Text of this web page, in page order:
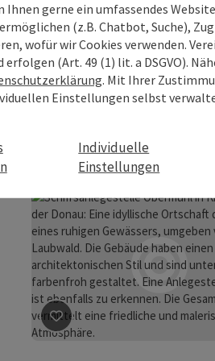
Beitrag merken : Römer-
Beitrag merken :
Ihnen gerne ein umfassendes
(z.B. Chatbot, Suche),
wofür wir Cookies verwenden.
(Art. 49 (1) lit. a DSGVO).
. Mit Ihrer
Einstellungen selbst
Individuelle
Einstellungen